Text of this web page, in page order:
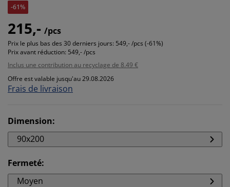
-61%
215,- /pcs
Prix le plus bas des 30 derniers jours: 549,- /pcs (-61%)
Prix avant réduction: 549,- /pcs
Inclus une contribution au recyclage de 8.49 €
Offre est valable jusqu'au 29.08.2026
Frais de livraison
Dimension:
90x200
Fermeté:
Moyen